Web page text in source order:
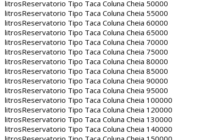
litrosReservatorio Tipo Taca Coluna Cheia 50000
litrosReservatorio Tipo Taca Coluna Cheia 55000
litrosReservatorio Tipo Taca Coluna Cheia 60000
litrosReservatorio Tipo Taca Coluna Cheia 65000
litrosReservatorio Tipo Taca Coluna Cheia 70000
litrosReservatorio Tipo Taca Coluna Cheia 75000
litrosReservatorio Tipo Taca Coluna Cheia 80000
litrosReservatorio Tipo Taca Coluna Cheia 85000
litrosReservatorio Tipo Taca Coluna Cheia 90000
litrosReservatorio Tipo Taca Coluna Cheia 95000
litrosReservatorio Tipo Taca Coluna Cheia 100000
litrosReservatorio Tipo Taca Coluna Cheia 120000
litrosReservatorio Tipo Taca Coluna Cheia 130000
litrosReservatorio Tipo Taca Coluna Cheia 140000